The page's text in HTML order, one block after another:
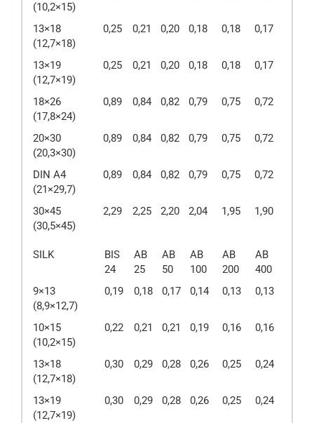
(10,2×15)
13×18
(12,7×18)
0,25 0,21 0,20 0,18 0,18 0,17
13×19
(12,7×19)
0,25 0,21 0,20 0,18 0,18 0,17
18×26
(17,8×24)
0,89 0,84 0,82 0,79 0,75 0,72
20×30
(20,3×30)
0,89 0,84 0,82 0,79 0,75 0,72
DIN A4
(21×29,7)
0,89 0,84 0,82 0,79 0,75 0,72
30×45
(30,5×45)
2,29 2,25 2,20 2,04 1,95 1,90
SILK
BIS
24
AB
25
AB
50
AB
100
AB
200
AB
400
9×13
(8,9×12,7)
0,19 0,18 0,17 0,14 0,13 0,13
10×15
(10,2×15)
0,22 0,21 0,21 0,19 0,16 0,16
13×18
(12,7×18)
0,30 0,29 0,28 0,26 0,25 0,24
13×19
(12,7×19)
0,30 0,29 0,28 0,26 0,25 0,24